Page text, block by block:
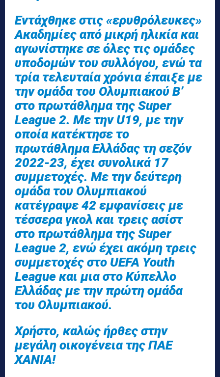
Εντάχθηκε στις «ερυθρόλευκες»
Ακαδημίες από μικρή ηλικία και
αγωνίστηκε σε όλες τις ομάδες
υποδομών του συλλόγου, ενώ τα
τρία τελευταία χρόνια έπαιξε με
την ομάδα του Ολυμπιακού Β’
στο πρωτάθλημα της Super
League 2. Με την U19, με την
οποία κατέκτησε το
πρωτάθλημα Ελλάδας τη σεζόν
2022-23, έχει συνολικά 17
συμμετοχές. Με την δεύτερη
ομάδα του Ολυμπιακού
κατέγραψε 42 εμφανίσεις με
τέσσερα γκολ και τρεις ασίστ
στο πρωτάθλημα της Super
League 2, ενώ έχει ακόμη τρεις
συμμετοχές στο UEFA Youth
League και μια στο Κύπελλο
Ελλάδας με την πρώτη ομάδα
του Ολυμπιακού.
Χρήστο, καλώς ήρθες στην
μεγάλη οικογένεια της ΠΑΕ
ΧΑΝΙΑ!